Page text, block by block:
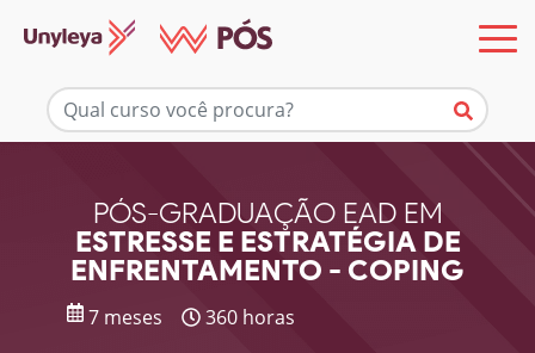
PÓS-GRADUAÇÃO EAD EM
ESTRESSE E ESTRATÉGIA DE
ENFRENTAMENTO - COPING
7 meses 360 horas
Mais informações